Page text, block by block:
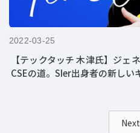
2022-03-25
【テックタッチ 木津氏】ジェ
CSEの道。SIer出身者の新しい
Next